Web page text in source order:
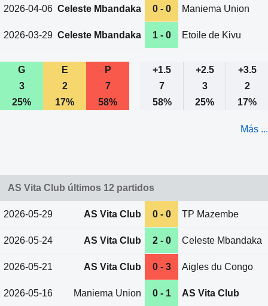
2026-04-06 Celeste Mbandaka 0 - 0 Maniema Union
2026-03-29 Celeste Mbandaka 1 - 0 Etoile de Kivu
G E P +1.5 +2.5
+3.5
3
2 7 7 3
2
25%
17% 58% 58% 25% 17%
Más ...
AS Vita Club últimos 12 partidos
2026-05-29 AS Vita Club 0 - 0 TP Mazembe
2026-05-24 AS Vita Club 2 - 0 Celeste Mbandaka
2026-05-21 AS Vita Club 0 - 3 Aigles du Congo
2026-05-16 Maniema Union 0 - 1 AS Vita Club